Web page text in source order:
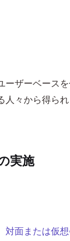
ーザーベース
人々から得ら
実施
対面または仮